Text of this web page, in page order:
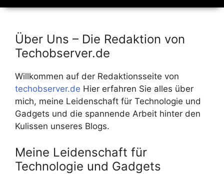
Über Uns – Die Redaktion von
Techobserver.de
Willkommen auf der Redaktionsseite von
techobserver.de Hier erfahren Sie alles über
mich, meine Leidenschaft für Technologie und
Gadgets und die spannende Arbeit hinter den
Kulissen unseres Blogs.
Meine Leidenschaft für
Technologie und Gadgets